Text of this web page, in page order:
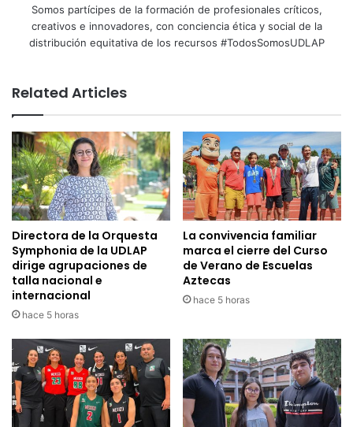
Somos partícipes de la formación de profesionales críticos,
creativos e innovadores, con conciencia ética y social de la
distribución equitativa de los recursos #TodosSomosUDLAP
Related Articles
Directora de la Orquesta
Symphonia de la UDLAP
dirige agrupaciones de
talla nacional e
internacional
hace 5 horas
La convivencia familiar
marca el cierre del Curso
de Verano de Escuelas
Aztecas
hace 5 horas